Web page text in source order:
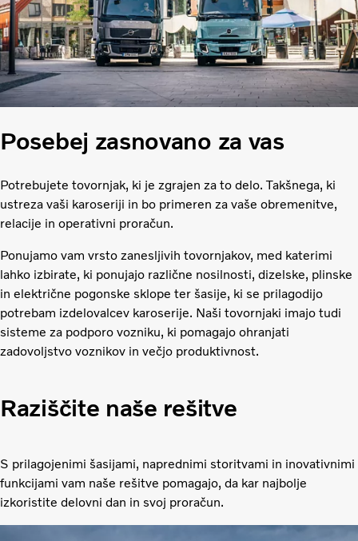
Posebej zasnovano za vas
Potrebujete tovornjak, ki je zgrajen za to delo. Takšnega, ki
ustreza vaši karoseriji in bo primeren za vaše obremenitve,
relacije in operativni proračun.
Ponujamo vam vrsto zanesljivih tovornjakov, med katerimi
lahko izbirate, ki ponujajo različne nosilnosti, dizelske, plinske
in električne pogonske sklope ter šasije, ki se prilagodijo
potrebam izdelovalcev karoserije. Naši tovornjaki imajo tudi
sisteme za podporo vozniku, ki pomagajo ohranjati
zadovoljstvo voznikov in večjo produktivnost.
Raziščite naše rešitve
S prilagojenimi šasijami, naprednimi storitvami in inovativnimi
funkcijami vam naše rešitve pomagajo, da kar najbolje
izkoristite delovni dan in svoj proračun.